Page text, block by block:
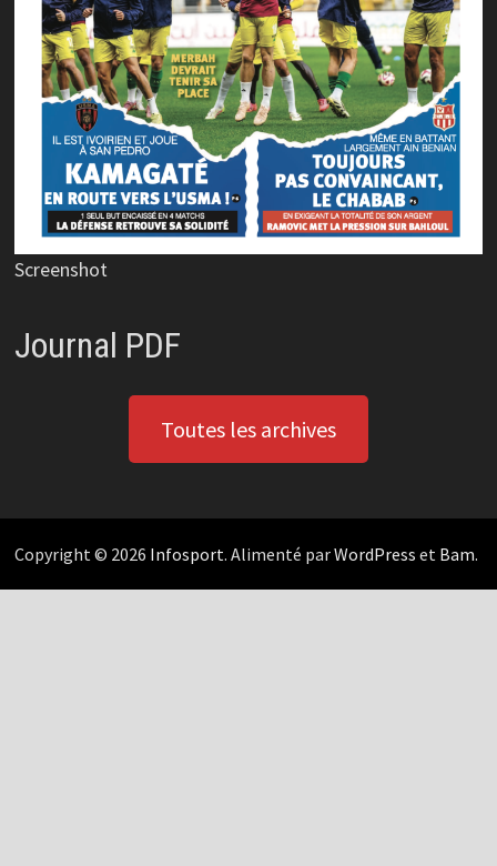
Screenshot
Journal PDF
Toutes les archives
Copyright © 2026 Infosport. Alimenté parWordPress et Bam.